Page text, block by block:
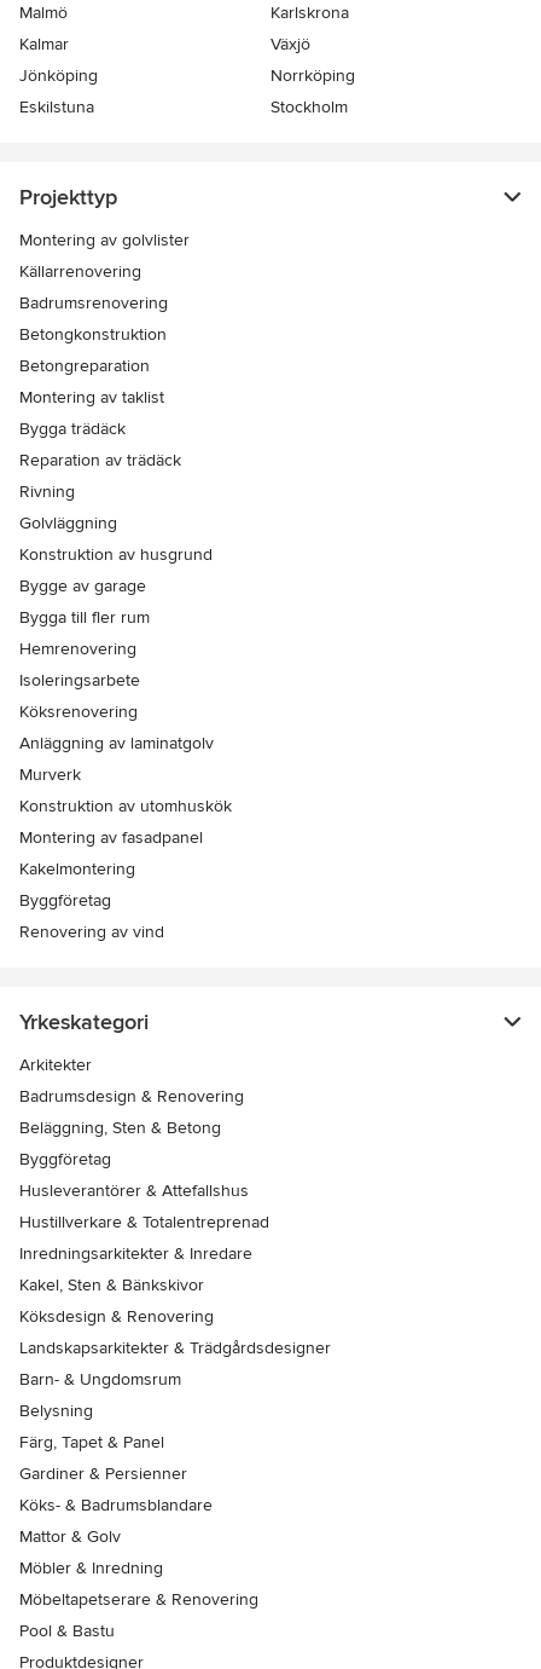
Malmö
Karlskrona
Kalmar
Växjö
Jönköping
Norrköping
Eskilstuna
Stockholm
Projekttyp
Montering av golvlister
Källarrenovering
Badrumsrenovering
Betongkonstruktion
Betongreparation
Montering av taklist
Bygga trädäck
Reparation av trädäck
Rivning
Golvläggning
Konstruktion av husgrund
Bygge av garage
Bygga till fler rum
Hemrenovering
Isoleringsarbete
Köksrenovering
Anläggning av laminatgolv
Murverk
Konstruktion av utomhuskök
Montering av fasadpanel
Kakelmontering
Byggföretag
Renovering av vind
Yrkeskategori
Arkitekter
Badrumsdesign & Renovering
Beläggning, Sten & Betong
Byggföretag
Husleverantörer & Attefallshus
Hustillverkare & Totalentreprenad
Inredningsarkitekter & Inredare
Kakel, Sten & Bänkskivor
Köksdesign & Renovering
Landskapsarkitekter & Trädgårdsdesigner
Barn- & Ungdomsrum
Belysning
Färg, Tapet & Panel
Gardiner & Persienner
Köks- & Badrumsblandare
Mattor & Golv
Möbler & Inredning
Möbeltapetserare & Renovering
Pool & Bastu
Produktdesigner